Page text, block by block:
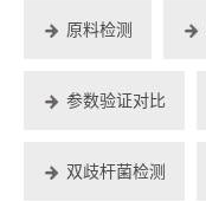
原料检测
参数验证对比
双歧杆菌检测